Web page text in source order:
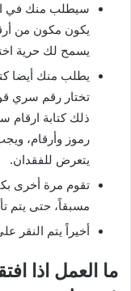
سيطلب منك في
يكون مكون من
يسمح لك حرية
يطلب منك أيضا
تختار رقم سري
ذلك كتابة
رموز وأرقام،
يتعرض للفقدان.
تقوم مرة أخرى
مسبقاً، حتى يتم
أخيراً يتم النقر
ما العمل اذا